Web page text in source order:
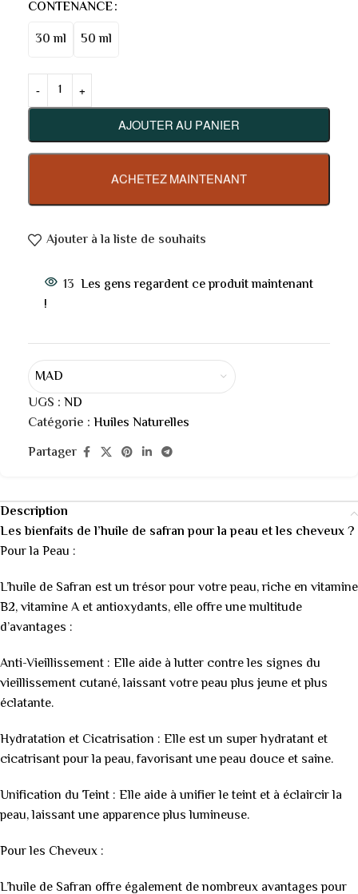
CONTENANCE
30 ml
50 ml
AJOUTER AU PANIER
ACHETEZ MAINTENANT
Ajouter à la liste de souhaits
13 Les gens regardent ce produit maintenant
!
MAD
UGS : ND
Catégorie : Huiles Naturelles
Partager
Description
Les bienfaits de l’huile de safran pour la peau et les cheveux ?
Pour la Peau :
L’huile de Safran est un trésor pour votre peau, riche en vitamine
B2, vitamine A et antioxydants, elle offre une multitude
d’avantages :
Anti-Vieillissement : Elle aide à lutter contre les signes du
vieillissement cutané, laissant votre peau plus jeune et plus
éclatante.
Hydratation et Cicatrisation : Elle est un super hydratant et
cicatrisant pour la peau, favorisant une peau douce et saine.
Unification du Teint : Elle aide à unifier le teint et à éclaircir la
peau, laissant une apparence plus lumineuse.
Pour les Cheveux :
L’huile de Safran offre également de nombreux avantages pour